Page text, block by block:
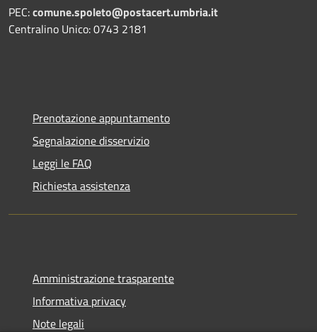
PEC:comune.spoleto@postacert.umbria.it
Centralino Unico: 0743 2181
Prenotazione appuntamento
Segnalazione disservizio
Leggi le FAQ
Richiesta assistenza
Amministrazione trasparente
Informativa privacy
Note legali